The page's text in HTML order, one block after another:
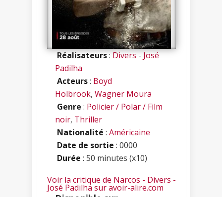
Réalisateurs:Divers-José
Padilha
Acteurs: Boyd
Holbrook, Wagner Moura
Genre : Policier / Polar / Film
noir, Thriller
Nationalité : Américaine
Date de sortie : 0000
Durée : 50 minutes (x10)
Voir la critique de Narcos - Divers -
José Padilha sur avoir-alire.com